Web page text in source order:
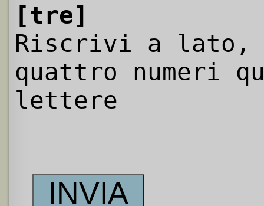
[tre]
Riscrivi a
quattro numeri
lettere